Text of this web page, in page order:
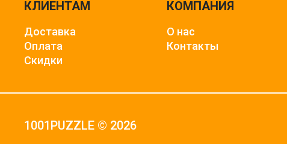
КЛИЕНТАМ
Доставка
Оплата
Скидки
КОМПАНИЯ
О нас
Контакты
1001PUZZLE © 2026